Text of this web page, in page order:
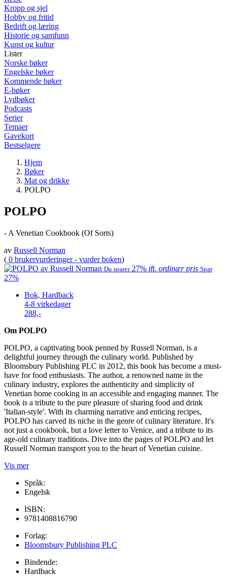
Kropp og sjel
Hobby og fritid
Bedrift og læring
Historie og samfunn
Kunst og kultur
Lister
Norske bøker
Engelske bøker
Kommende bøker
E-bøker
Lydbøker
Podcasts
Serier
Temaer
Gavekort
Bestselgere
Hjem
Bøker
Mat og drikke
POLPO
POLPO
- A Venetian Cookbook (Of Sorts)
av Russell Norman
( 0 brukervurderinger - vurder boken)
Du sparer 27% ift. ordinær pris Spar
27%
Bok, Hardback
4-8 virkedager
288,-
Om POLPO
POLPO, a captivating book penned by Russell Norman, is a
delightful journey through the culinary world. Published by
Bloomsbury Publishing PLC in 2012, this book has become a must-
have for food enthusiasts. The author, a renowned name in the
culinary industry, explores the authenticity and simplicity of
Venetian home cooking in an accessible and engaging manner. The
book is a tribute to the pure pleasure of sharing food and drink
'Italian-style'. With its charming narrative and enticing recipes,
POLPO has carved its niche in the genre of culinary literature. It's
not just a cookbook, but a love letter to Venice, and a tribute to its
age-old culinary traditions. Dive into the pages of POLPO and let
Russell Norman transport you to the heart of Venetian cuisine.
Vis mer
Språk:
Engelsk
ISBN:
9781408816790
Forlag:
Bloomsbury Publishing PLC
Bindende:
Hardback